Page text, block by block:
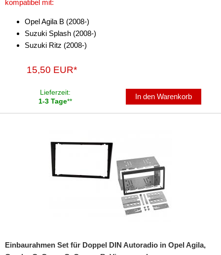
kompatibel mit:
Opel Agila B (2008-)
Suzuki Splash (2008-)
Suzuki Ritz (2008-)
15,50 EUR*
Lieferzeit:
1-3 Tage**
In den Warenkorb
Einbaurahmen Set für Doppel DIN Autoradio in Opel Agila,